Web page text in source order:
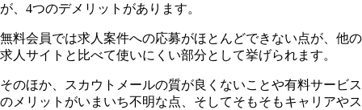
が、4つのデメリットがあります。
無料会員では求人案件への応募がほとんどできない点が、他の
求人サイトと比べて使いにくい部分として挙げられます。
そのほか、スカウトメールの質が良くないことや有料サービス
のメリットがいまいち不明な点、そしてそもそもキャリアやス